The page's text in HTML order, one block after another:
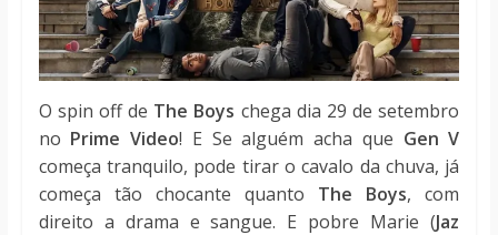
O spin off de The Boys chega dia 29 de setembro
no Prime Video! E Se alguém acha que Gen V
começa tranquilo, pode tirar o cavalo da chuva, já
começa tão chocante quanto The Boys, com
direito a drama e sangue. E pobre Marie (Jaz